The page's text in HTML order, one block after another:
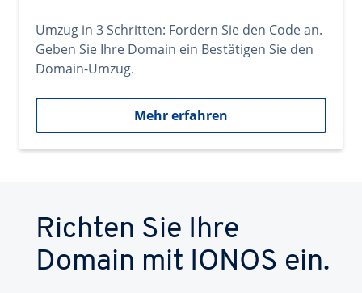
Umzug in 3 Schritten: Fordern Sie den Code an.
Geben Sie Ihre Domain ein Bestätigen Sie den
Domain-Umzug.
Mehr erfahren
Richten Sie Ihre
Domain mit IONOS ein.